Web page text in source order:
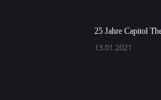
25 Jahre Capitol
13.01.2021